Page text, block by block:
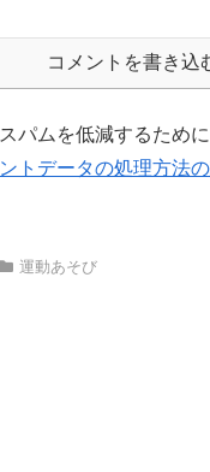
コメントを書き込
パムを低減するため
トデータの処理方法
運動あそび